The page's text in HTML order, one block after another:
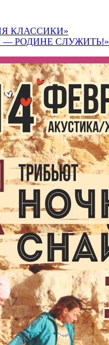
КЛАССИКИ»
— РОДИНЕ СЛУЖИТЬ!»